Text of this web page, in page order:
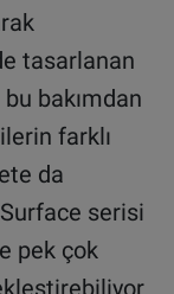
tasarlanan
bakımdan
farklı
da
serisi
pek çok